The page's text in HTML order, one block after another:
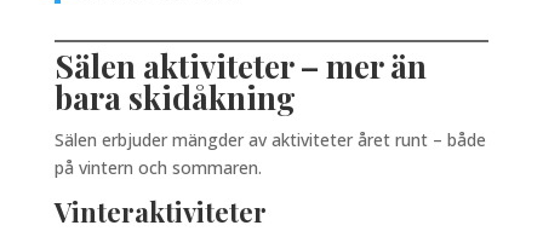
Sälen aktiviteter – mer än
bara skidåkning
Sälen erbjuder mängder av aktiviteter året runt – både
på vintern och sommaren.
Vinteraktiviteter